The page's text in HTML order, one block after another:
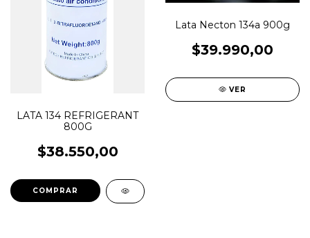
LATA 134 REFRIGERANT
800G
$38.550,00
Lata Necton 134a 900g
$39.990,00
VER